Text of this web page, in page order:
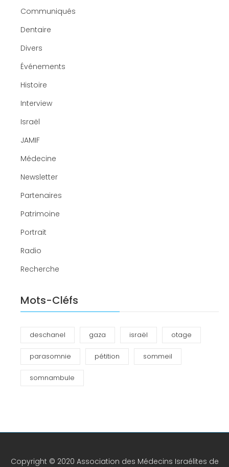
Communiqués
Dentaire
Divers
Événements
Histoire
Interview
Israël
JAMIF
Médecine
Newsletter
Partenaires
Patrimoine
Portrait
Radio
Recherche
Mots-Cléfs
deschanel gaza israël otage
parasomnie pétition sommeil
somnambule
Copyright © 2020 Association des Médecins Israélites de